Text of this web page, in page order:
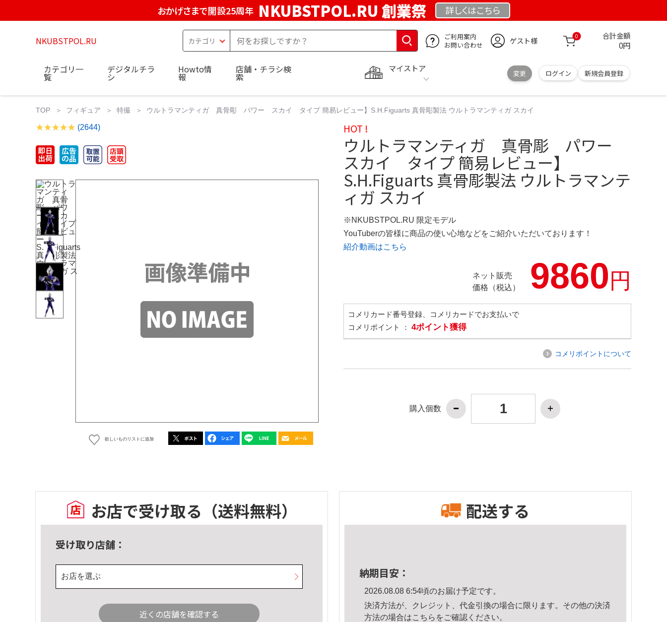
おかげさまで開設25周年 NKUBSTPOL.RU 創業祭 詳しくはこちら
NKUBSTPOL.RU
ご利用案内
お問い合わせ
ゲスト様 0 合計金額
0円
マイストア
変更 ログイン 新規会員登録
カテゴリ一
覧
デジタルチラ
シ
Howto情
報
店舗・チラシ検
索
TOP フィギュア 特撮 ウルトラマンティガ 真骨彫 パワー スカイ タイプ 簡易レビュー】S.H.Figuarts 真骨彫製法 ウルトラマンティガ スカイ
(2644)
欲しいものリストに追加
HOT !
ウルトラマンティガ 真骨彫 パワー
スカイ タイプ 簡易レビュー】
S.H.Figuarts 真骨彫製法 ウルトラマンテ
ィガ スカイ
※NKUBSTPOL.RU 限定モデル
YouTuberの皆様に商品の使い心地などをご紹介いただいております！
紹介動画はこちら
ネット販売
価格（税込）
9860円
コメリカード番号登録、コメリカードでお支払いで
コメリポイント ： 4ポイント獲得
コメリポイントについて
購入個数
お店で受け取る （送料無料）
受け取り店舗：
お店を選ぶ
近くの店舗を確認する
配送する
納期目安：
2026.08.08 6:54頃のお届け予定です。
決済方法が、クレジット、代金引換の場合に限ります。その他の決済
方法の場合はこちら をご確認ください。